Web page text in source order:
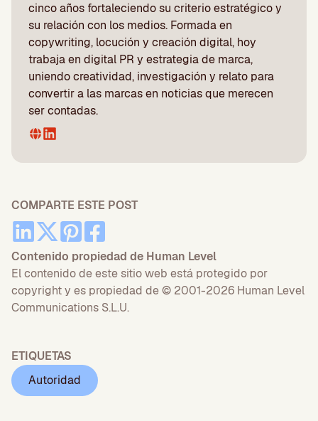
cinco años fortaleciendo su criterio estratégico y
su relación con los medios. Formada en
copywriting, locución y creación digital, hoy
trabaja en digital PR y estrategia de marca,
uniendo creatividad, investigación y relato para
convertir a las marcas en noticias que merecen
ser contadas.
COMPARTE ESTE POST
Contenido propiedad de Human Level
El contenido de este sitio web está protegido por
copyright y es propiedad de © 2001-2026 Human Level
Communications S.L.U.
ETIQUETAS
Autoridad